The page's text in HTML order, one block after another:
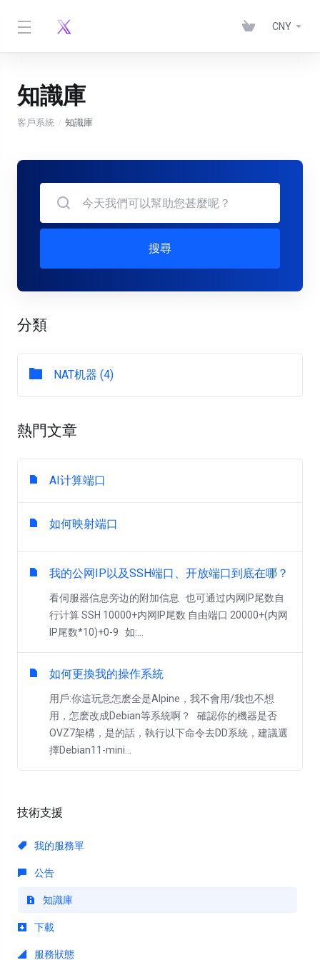
CNY
知識庫
客戶系統 知識庫
技術支援
我的服務單
公告
知識庫
下載
服務狀態
搜尋
分類
NAT机器 (4)
熱門文章
AI计算端口
如何映射端口
我的公网IP以及SSH端口、开放端口到底在哪？
看伺服器信息旁边的附加信息 也可通过内网IP尾数自
行计算 SSH 10000+内网IP尾数 自由端口 20000+(内网
IP尾数*10)+0-9 如:...
如何更換我的操作系統
用戶:你這玩意怎麽全是Alpine，我不會用/我也不想
用，怎麽改成Debian等系統啊？ 確認你的機器是否
OVZ7架構，是的話，執行以下命令去DD系統，建議選
擇Debian11-mini...